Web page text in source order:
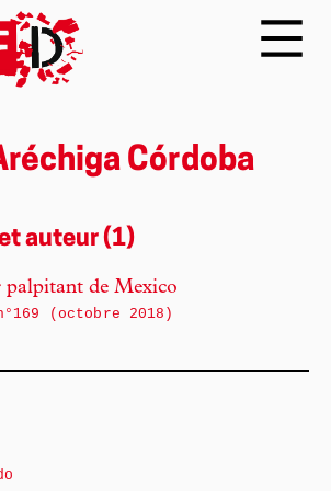
Córdoba
auteur (1)
palpitant de Mexico
(octobre 2018)